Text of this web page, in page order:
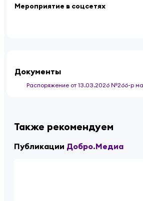
Мероприятие в соцсетях
Документы
Распоряжение от 13.03.2026 №266-р
Также рекомендуем
Публикации Добро.Медиа